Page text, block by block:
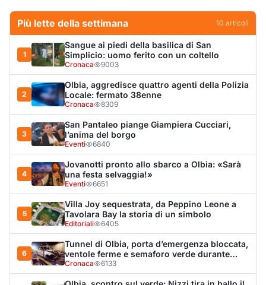
Più lette della settimana 10 articoli
1
Sangue ai piedi della basilica di San
Simplicio: uomo ferito con un coltello
Cronaca 9003
2
Olbia, aggredisce quattro agenti della Polizia
Locale: fermato 38enne
Cronaca 8309
3
San Pantaleo piange Giampiera Cucciari,
l’anima del borgo
Eventi 6840
4
Jovanotti pronto allo sbarco a Olbia: «Sarà
una festa selvaggia!»
Eventi 6651
5
Villa Joy sequestrata, da Peppino Leone a
Tavolara Bay la storia di un simbolo
Editoriali 6405
6
Tunnel di Olbia, porta d’emergenza bloccata,
ventole ferme e semaforo verde durante
l’incendio dell'auto
Cronaca 6133